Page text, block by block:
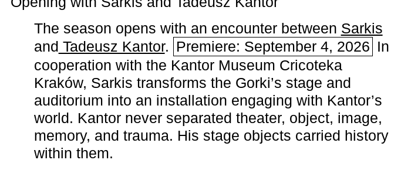
The season opens with an encounter between Sarkis
and Tadeusz Kantor. Premiere: September 4, 2026 In
cooperation with the ­Kantor Museum Cricoteka
Kraków, Sarkis transforms the Gorki’s stage and
auditorium into an installation engaging with Kantor’s
world. Kantor never separated theater, object, image,
memory, and trauma. His stage objects carried history
within them.